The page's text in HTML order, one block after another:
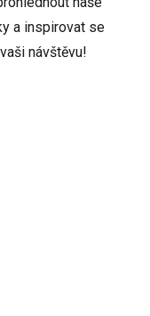
a inspirovat se
návštěvu!